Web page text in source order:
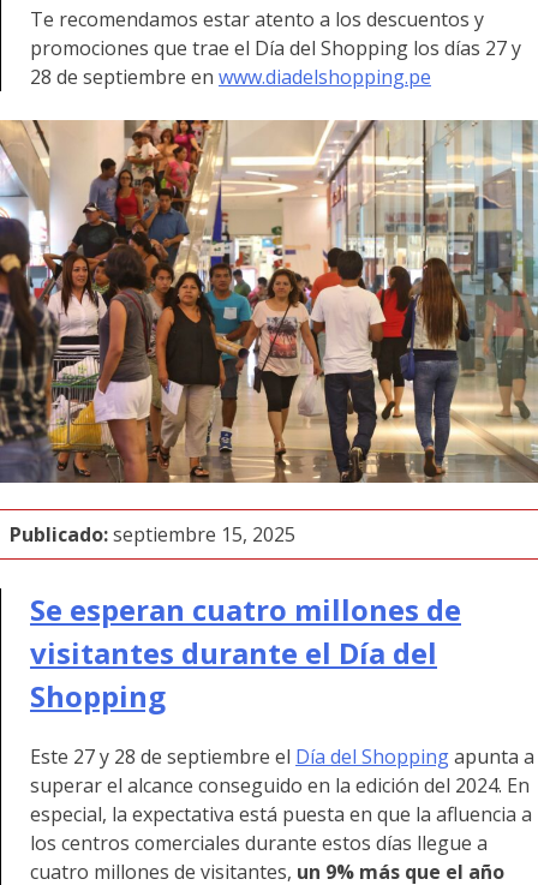
Te recomendamos estar atento a los descuentos y
promociones que trae el Día del Shopping los días 27 y
28 de septiembre en www.diadelshopping.pe
Publicado:septiembre 15, 2025
Se esperan cuatro millones de
visitantes durante el Día del
Shopping
Este 27 y 28 de septiembre el Día del Shoppingapunta a
superar el alcance conseguido en la edición del 2024. En
especial, la expectativa está puesta en que la afluencia a
los centros comerciales durante estos días llegue a
cuatro millones de visitantes, un 9% más que el año